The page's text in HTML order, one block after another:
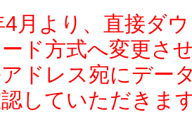
4月より、直接ダ
ド方式へ変更さ
ドレス宛にデー
していただきま